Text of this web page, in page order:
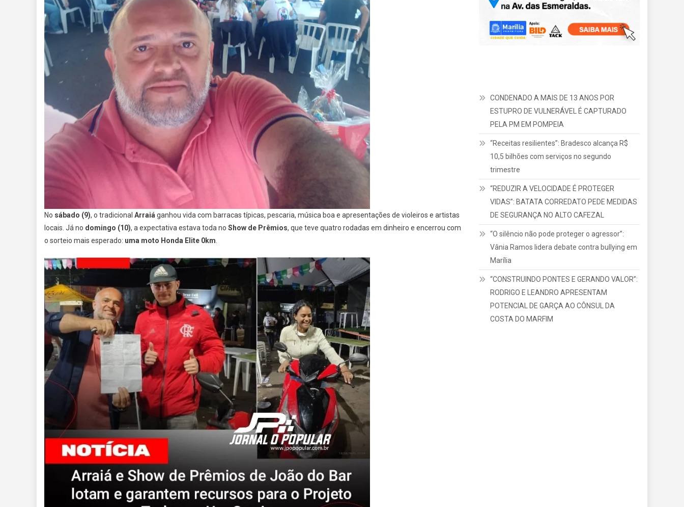
No sábado (9), o tradicional Arraiáganhou vida com barracas típicas, pescaria, música boa e apresentações de violeiros e artistas
locais. Já no domingo (10), a expectativa estava toda no Show de Prêmios, que teve quatro rodadas em dinheiro e encerrou com
o sorteio mais esperado: uma moto Honda Elite 0km.
CONDENADO A MAIS DE 13 ANOS POR
ESTUPRO DE VULNERÁVEL É CAPTURADO
PELA PM EM POMPEIA
“Receitas resilientes”: Bradesco alcança R$
10,5 bilhões com serviços no segundo
trimestre
“REDUZIR A VELOCIDADE É PROTEGER
VIDAS”: BATATA CORREDATO PEDE MEDIDAS
DE SEGURANÇA NO ALTO CAFEZAL
“O silêncio não pode proteger o agressor”:
Vânia Ramos lidera debate contra bullying em
Marília
“CONSTRUINDO PONTES E GERANDO VALOR”:
RODRIGO E LEANDRO APRESENTAM
POTENCIAL DE GARÇA AO CÔNSUL DA
COSTA DO MARFIM